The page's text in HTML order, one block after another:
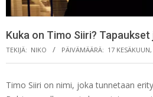
Kuka on Timo Siiri?
TEKIJÄ: NIKO PÄIVÄMÄÄRÄ: 17
Timo Siiri on nimi, joka tunnetaan